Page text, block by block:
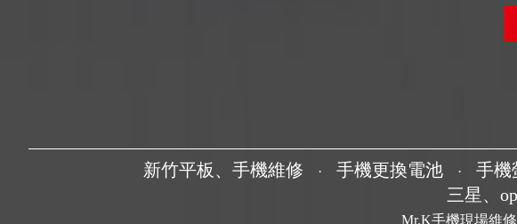
新竹平板、手機維修 · 手機更換電池· 手機
三星、
Mr.K手機現場維